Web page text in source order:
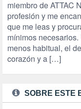
miembro de ATTAC
profesión y me
que me leas y
mínimos
menos habitual, el
corazón y a […]
SOBRE ESTE